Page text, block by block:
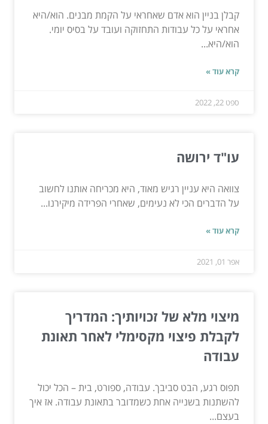
קבלן בניין הוא אדם שאחראי על הקמת מבנים. הוא/היא
אחראי על כל עבודות התחזוקה ועובד על בסיס יומי.
הוא/היא...
קרא עוד »
ספט 22, 2022
עו"ד ירושה
צוואה היא עניין רגיש מאוד, היא מכריחה אותנו לחשוב
על הדברים הכי לא נעימים, שאחרי הפרידה מיקירנו...
קרא עוד »
אפר 01, 2021
מיצוי מלא של זכויותיך: המדריך
לקבלת פיצוי מקסימלי לאחר תאונת
עבודה
תפוס רגע, הבט סביבך. עבודה, ספורט, בית – הכל יכול
להשתנות בשנייה אחת כשמדובר בתאונת עבודה. אז איך
בעצם...